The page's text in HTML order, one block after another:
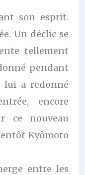
son esprit.
Un déclic se
tellement
pendant
lui a redonné
encore
ce nouveau
Kyômoto
entre les